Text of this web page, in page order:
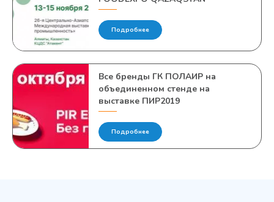
Подробнее
Все бренды ГК ПОЛАИР на
объединенном стенде на
выставке ПИР2019
Подробнее